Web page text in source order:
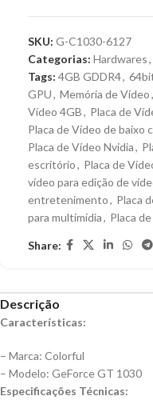
SKU: G-C1030-6127
Categorias: Hardwares,
Tags: 4GB GDDR4,
GPU, Memória de Vídeo,
Vídeo 4GB, Placa de
Placa de Vídeo de baixo
Placa de Vídeo Nvidia,
escritório, Placa de
vídeo para edição de
entretenimento, Placa
para multimídia, Placa
Share:
Descrição
Características:
– Marca: Colorful
– Modelo: GeForce GT 1030
Especificações Técnicas: